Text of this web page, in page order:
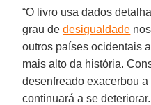
“O livro usa dados
grau dedesigualdade
outros países ocidentais
mais alto da história.
desenfreado exacerbou
continuará a se